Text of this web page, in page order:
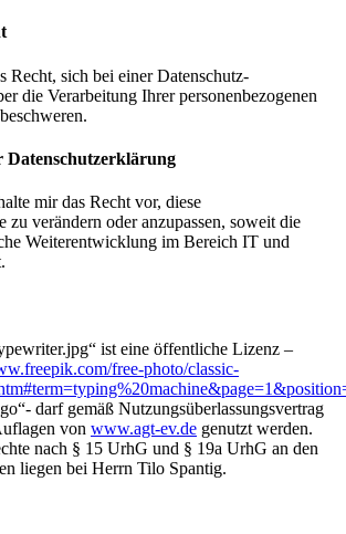
Recht, sich bei einer Datenschutz-
die Verarbeitung Ihrer personenbezogenen
Datenschutzerklärung
mir das Recht vor, diese
zu verändern oder anzupassen, soweit die
Weiterentwicklung im Bereich IT und
ist eine öffentliche Lizenz –
free-photo/classic-
darf gemäß Nutzungsüberlassungsvertrag
von www.agt-ev.de genutzt werden.
nach § 15 UrhG und § 19a UrhG an den
liegen bei Herrn Tilo Spantig.